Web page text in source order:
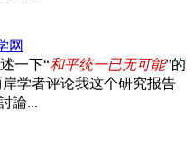
网
一下“和平统一已无可能”的
学者评论我这个研究报告
論...